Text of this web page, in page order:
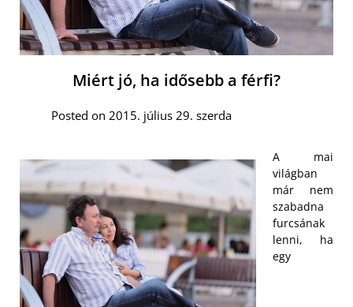
Miért jó, ha idősebb a férfi?
Posted on 2015. július 29. szerda
A mai
világban
már nem
szabadna
furcsának
lenni, ha
egy